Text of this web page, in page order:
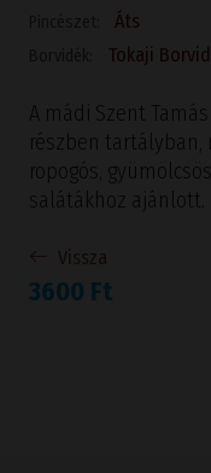
Áts
Tokaji
A mádi Szent
részben tartályban,
ropogós,
salátákhoz ajánlott.
Vissza
3600 Ft